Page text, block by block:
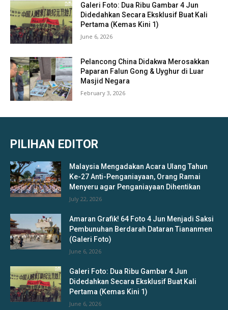
Galeri Foto: Dua Ribu Gambar 4 Jun
Didedahkan Secara Eksklusif Buat Kali
Pertama (Kemas Kini 1)
June 6, 2026
Pelancong China Didakwa Merosakkan
Paparan Falun Gong & Uyghur di Luar
Masjid Negara
February 3, 2026
PILIHAN EDITOR
Malaysia Mengadakan Acara Ulang Tahun
Ke-27 Anti-Penganiayaan, Orang Ramai
Menyeru agar Penganiayaan Dihentikan
July 22, 2026
Amaran Grafik! 64 Foto 4 Jun Menjadi Saksi
Pembunuhan Berdarah Dataran Tiananmen
(Galeri Foto)
June 6, 2026
Galeri Foto: Dua Ribu Gambar 4 Jun
Didedahkan Secara Eksklusif Buat Kali
Pertama (Kemas Kini 1)
June 6, 2026